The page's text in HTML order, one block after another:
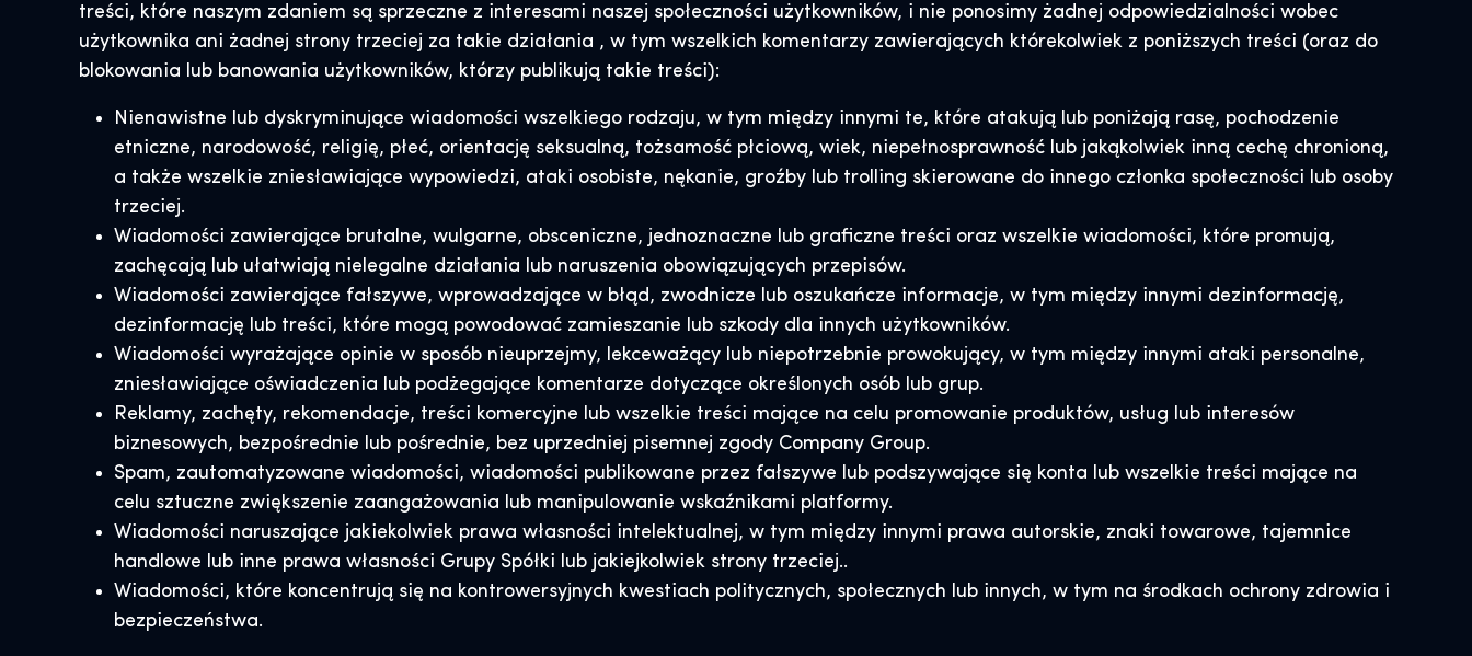
treści, które naszym zdaniem są sprzeczne z interesami naszej społeczności użytkowników, i nie ponosimy żadnej odpowiedzialności wobec
użytkownika ani żadnej strony trzeciej za takie działania , w tym wszelkich komentarzy zawierających którekolwiek z poniższych treści (oraz do
blokowania lub banowania użytkowników, którzy publikują takie treści):
Nienawistne lub dyskryminujące wiadomości wszelkiego rodzaju, w tym między innymi te, które atakują lub poniżają rasę, pochodzenie
etniczne, narodowość, religię, płeć, orientację seksualną, tożsamość płciową, wiek, niepełnosprawność lub jakąkolwiek inną cechę chronioną,
a także wszelkie zniesławiające wypowiedzi, ataki osobiste, nękanie, groźby lub trolling skierowane do innego członka społeczności lub osoby
trzeciej.
Wiadomości zawierające brutalne, wulgarne, obsceniczne, jednoznaczne lub graficzne treści oraz wszelkie wiadomości, które promują,
zachęcają lub ułatwiają nielegalne działania lub naruszenia obowiązujących przepisów.
Wiadomości zawierające fałszywe, wprowadzające w błąd, zwodnicze lub oszukańcze informacje, w tym między innymi dezinformację,
dezinformację lub treści, które mogą powodować zamieszanie lub szkody dla innych użytkowników.
Wiadomości wyrażające opinie w sposób nieuprzejmy, lekceważący lub niepotrzebnie prowokujący, w tym między innymi ataki personalne,
zniesławiające oświadczenia lub podżegające komentarze dotyczące określonych osób lub grup.
Reklamy, zachęty, rekomendacje, treści komercyjne lub wszelkie treści mające na celu promowanie produktów, usług lub interesów
biznesowych, bezpośrednie lub pośrednie, bez uprzedniej pisemnej zgody Company Group.
Spam, zautomatyzowane wiadomości, wiadomości publikowane przez fałszywe lub podszywające się konta lub wszelkie treści mające na
celu sztuczne zwiększenie zaangażowania lub manipulowanie wskaźnikami platformy.
Wiadomości naruszające jakiekolwiek prawa własności intelektualnej, w tym między innymi prawa autorskie, znaki towarowe, tajemnice
handlowe lub inne prawa własności Grupy Spółki lub jakiejkolwiek strony trzeciej..
Wiadomości, które koncentrują się na kontrowersyjnych kwestiach politycznych, społecznych lub innych, w tym na środkach ochrony zdrowia i
bezpieczeństwa.